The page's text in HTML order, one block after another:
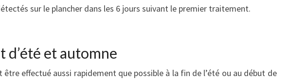
sur le plancher dans les 6 jours suivant le premier traitement.
d’été et automne
effectué aussi rapidement que possible à la fin de l’été ou au début de